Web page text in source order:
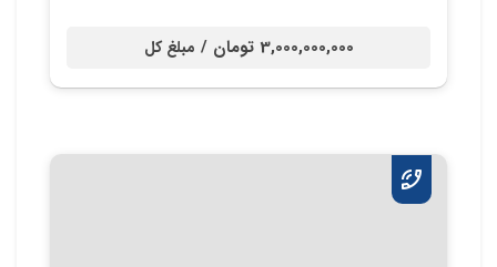
3,000,000,000 تومان / مبلغ کل